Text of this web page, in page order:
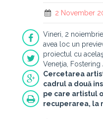
2 November
Vineri, 2
avea loc un
proiectul cu
Veneţia, Fostering
Cercetarea
cadrul a două
pe care artistul
recuperarea, la